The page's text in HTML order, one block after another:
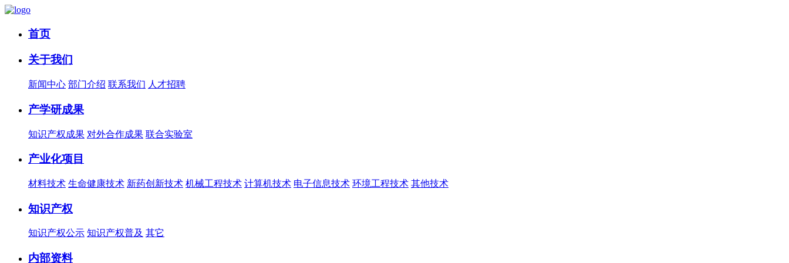
首页
关于我们
新闻中心 部门介绍 联系我们 人才招聘
产学研成果
知识产权成果 对外合作成果 联合实验室
产业化项目
材料技术 生命健康技术 新药创新技术 机械工程技术 计算机技术 电子信息技术 环境工程技术 其他技术
知识产权
知识产权公示 知识产权普及 其它
内部资料